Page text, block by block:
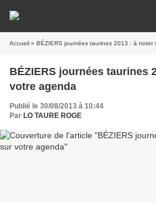
Accueil » BÉZIERS journées taurines 2013 : à noter
BÉZIERS journées taurines
votre agenda
Publié le 30/08/2013 à 10:44
Par LO TAURE ROGE